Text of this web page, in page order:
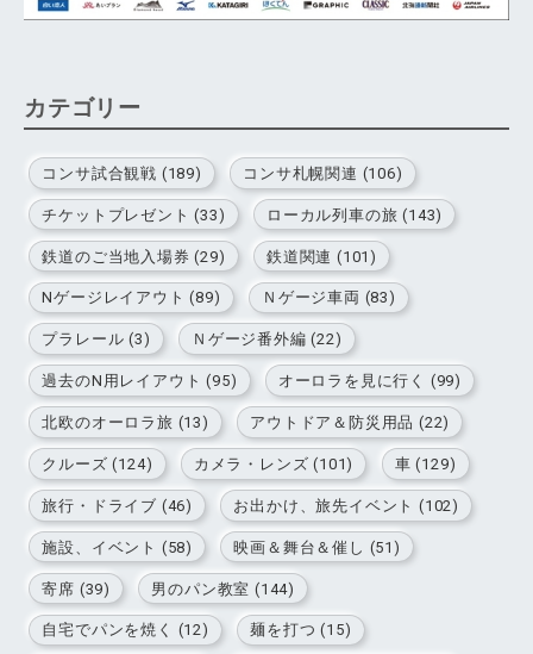
カテゴリー
コンサ試合観戦 (189) コンサ札幌関連 (106)
チケットプレゼント (33) ローカル列車の旅 (143)
鉄道のご当地入場券 (29) 鉄道関連 (101)
Nゲージレイアウト (89) Ｎゲージ車両 (83)
プラレール (3) Ｎゲージ番外編 (22)
過去のN用レイアウト (95) オーロラを見に行く (99)
北欧のオーロラ旅 (13) アウトドア＆防災用品 (22)
クルーズ (124) カメラ・レンズ (101) 車 (129)
旅行・ドライブ (46) お出かけ、旅先イベント (102)
施設、イベント (58) 映画＆舞台＆催し (51)
寄席 (39) 男のパン教室 (144)
自宅でパンを焼く (12) 麺を打つ (15)